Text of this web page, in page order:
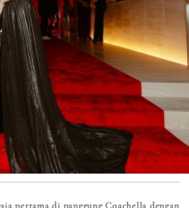
pertama di panggung Coachella dengan